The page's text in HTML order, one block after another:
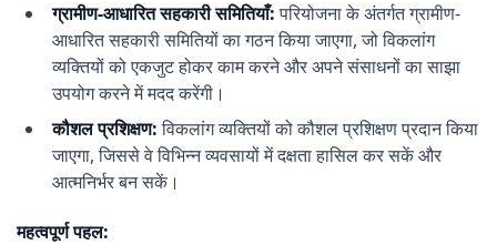
ग्रामीण-आधारित सहकारी समितियाँ:परियोजना के अंतर्गत ग्रामीण-
आधारित सहकारी समितियों का गठन किया जाएगा, जो विकलांग
व्यक्तियों को एकजुट होकर काम करने और अपने संसाधनों का साझा
उपयोग करने में मदद करेंगी।
कौशल प्रशिक्षण:विकलांग व्यक्तियों को कौशल प्रशिक्षण प्रदान किया
जाएगा, जिससे वे विभिन्न व्यवसायों में दक्षता हासिल कर सकें और
आत्मनिर्भर बन सकें।
महत्वपूर्ण पहल: